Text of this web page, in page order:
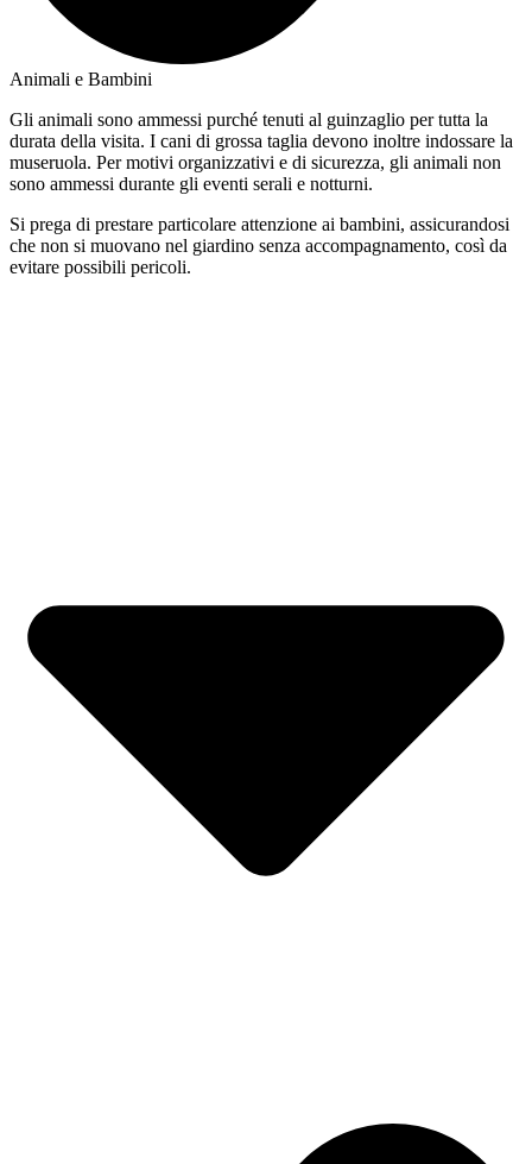
Animali e Bambini
Gli animali sono ammessi purché tenuti al guinzaglio per tutta la
durata della visita. I cani di grossa taglia devono inoltre indossare la
museruola. Per motivi organizzativi e di sicurezza, gli animali non
sono ammessi durante gli eventi serali e notturni.
Si prega di prestare particolare attenzione ai bambini, assicurandosi
che non si muovano nel giardino senza accompagnamento, così da
evitare possibili pericoli.